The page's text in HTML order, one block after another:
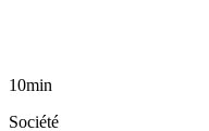
10min
Société